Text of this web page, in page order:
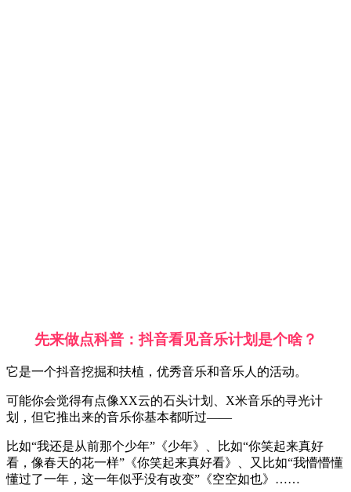
先来做点科普：抖音看见音乐计划是个啥？
它是一个抖音挖掘和扶植，优秀音乐和音乐人的活动。
可能你会觉得有点像XX云的石头计划、X米音乐的寻光计
划，但它推出来的音乐你基本都听过——
比如“我还是从前那个少年”《少年》、比如“你笑起来真好
看，像春天的花一样”《你笑起来真好看》、又比如“我懵懵懂
懂过了一年，这一年似乎没有改变”《空空如也》……